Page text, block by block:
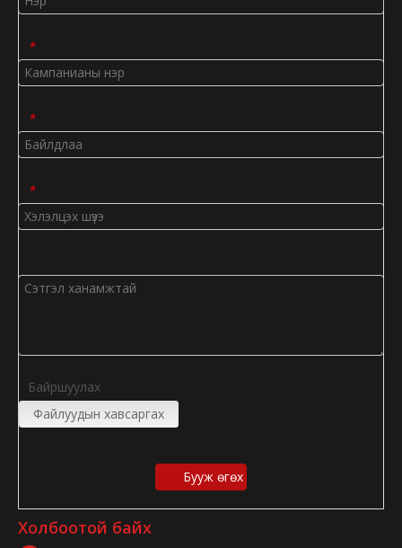
*
*
*
Байршуулах
Файлуудын хавсаргах
Бууж өгөх
Холбоотой байх